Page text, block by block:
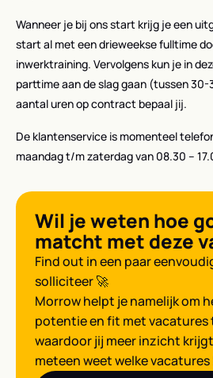
Wanneer je bij ons start krijg je een
start al met een drieweekse fulltime
inwerktraining. Vervolgens kun je in
parttime aan de slag gaan (tussen
aantal uren op contract bepaal jij.
De klantenservice is momenteel
maandag t/m zaterdag van 08.30 –
Wil je weten hoe
matcht met deze
Find out in een paar
solliciteer 🚀
Morrow helpt je namelijk om
potentie en fit met vacatures
waardoor jij meer inzicht
meteen weet welke vacatures